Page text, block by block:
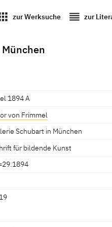
zur Werksuche reorder zur
1894 A
von Frimmel
Schubart in München
für bildende Kunst